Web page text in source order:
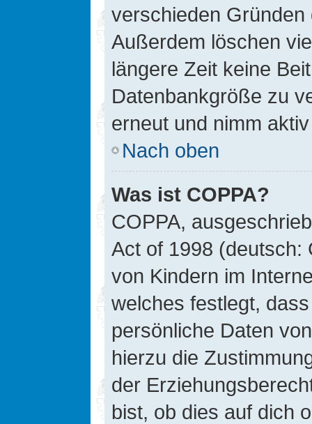
verschieden
Außerdem löschen
längere Zeit keine
Datenbankgröße zu
erneut und nimm
Nach oben
Was ist COPPA?
COPPA,
Act of 1998 (deutsch:
von Kindern im
welches festlegt,
persönliche Daten
hierzu die
der
bist, ob dies auf dich